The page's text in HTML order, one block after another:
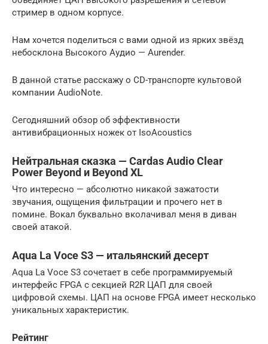
стример в одном корпусе.
Нам хочется поделиться с вами одной из ярких звёзд
небосклона Высокого Аудио — Aurender.
В данной статье расскажу о CD-транспорте культовой
компании AudioNote.
Сегодняшний обзор об эффективности
антивибрационных ножек от IsoAcoustics
Нейтральная сказка — Cardas Audio Clear
Power Beyond и Beyond XL
Что интересно — абсолютно никакой зажатости
звучания, ощущения фильтрации и прочего нет в
помине. Вокал буквально вколачивал меня в диван
своей атакой.
Aqua La Voce S3 — итальянский десерт
Aqua La Voce S3 сочетает в себе программируемый
интерфейс FPGA с секцией R2R ЦАП для своей
цифровой схемы. ЦАП на основе FPGA имеет несколько
уникальных характеристик.
Рейтинг